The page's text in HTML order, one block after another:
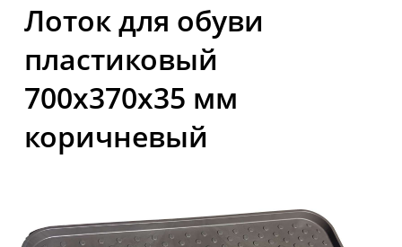
Лоток для обуви
пластиковый
700x370x35 мм
коричневый